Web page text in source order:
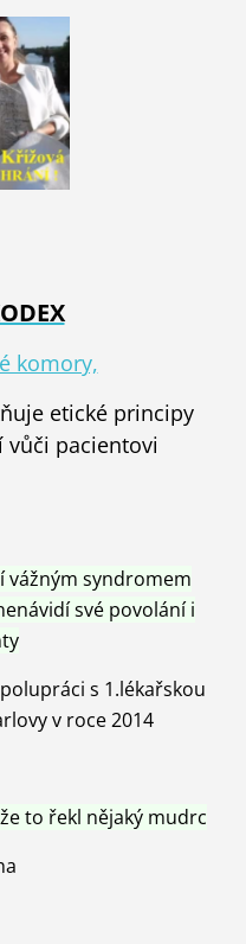
komory,
etické principy
vůči pacientovi
vážným syndromem
své povolání i
s 1.lékařskou
v roce 2014
to řekl nějaký mudrc